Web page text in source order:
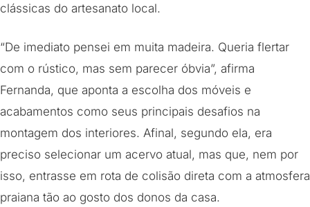
clássicas do artesanato local.
“De imediato pensei em muita madeira. Queria flertar
com o rústico, mas sem parecer óbvia”, afirma
Fernanda, que aponta a escolha dos móveis e
acabamentos como seus principais desafios na
montagem dos interiores. Afinal, segundo ela, era
preciso selecionar um acervo atual, mas que, nem por
isso, entrasse em rota de colisão direta com a atmosfera
praiana tão ao gosto dos donos da casa.